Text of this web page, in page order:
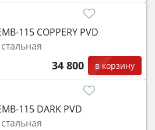
115 COPPERY PVD
34 800 в корзину
115 DARK PVD